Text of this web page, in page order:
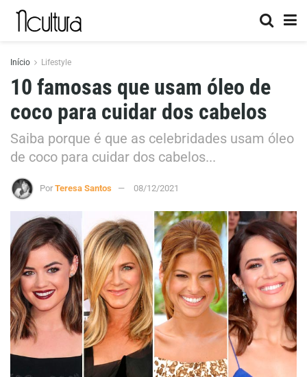
Início Lifestyle
10 famosas que usam óleo de
coco para cuidar dos cabelos
Saiba porque é que as celebridades usam óleo
de coco para cuidar dos cabelos...
Por Teresa Santos 08/12/2021